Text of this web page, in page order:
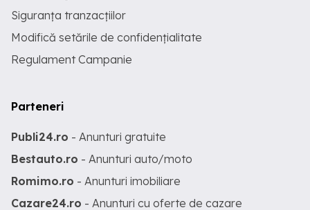
Siguranța tranzacțiilor
Modifică setările de confidențialitate
Regulament Campanie
Parteneri
Publi24.ro - Anunturi gratuite
Bestauto.ro - Anunturi auto/moto
Romimo.ro - Anunturi imobiliare
Cazare24.ro - Anunturi cu oferte de cazare